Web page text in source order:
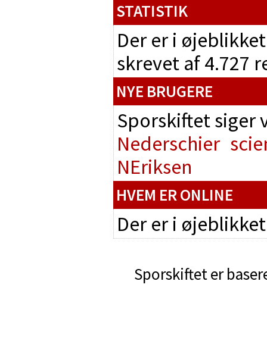
STATISTIK
Der er i
skrevet af 4.727
NYE BRUGERE
Sporskiftet
Nederschier
NEriksen
HVEM ER ONLINE
Der er i
Sporskiftet er